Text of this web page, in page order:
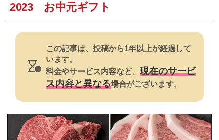
焼肉
すき焼き・鍋
カレー・シチュー
餃子・中華
公式ホームページ
2023 お中元ギフト
この記事は、投稿から1年以上が経過して
います。
料金やサービス内容など、 現在のサービ
ス内容と異なる場合がございます。